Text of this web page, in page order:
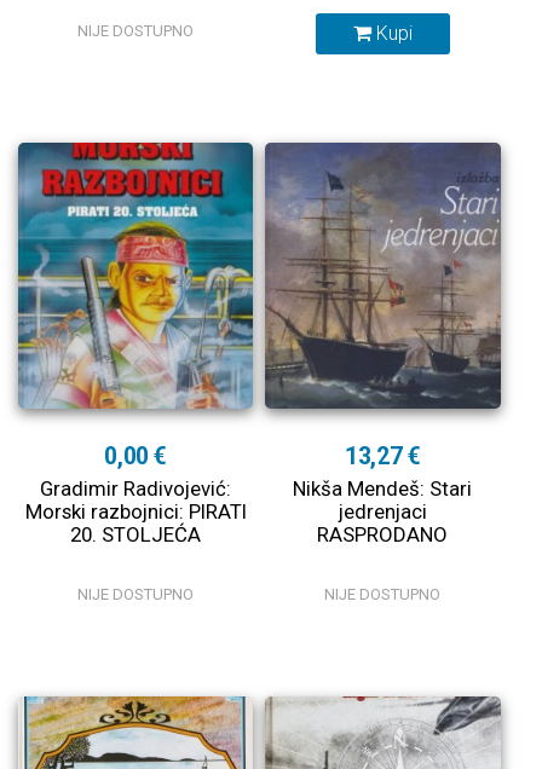
NIJE DOSTUPNO Kupi
0,00 €
Gradimir Radivojević:
Morski razbojnici: PIRATI
20. STOLJEĆA
NIJE DOSTUPNO
13,27 €
Nikša Mendeš: Stari
jedrenjaci
RASPRODANO
NIJE DOSTUPNO